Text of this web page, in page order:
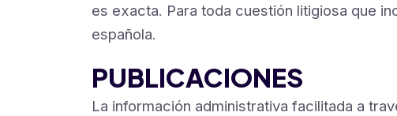
es exacta. Para toda cuestión litigiosa que
española.
PUBLICACIONES
La información administrativa facilitada a